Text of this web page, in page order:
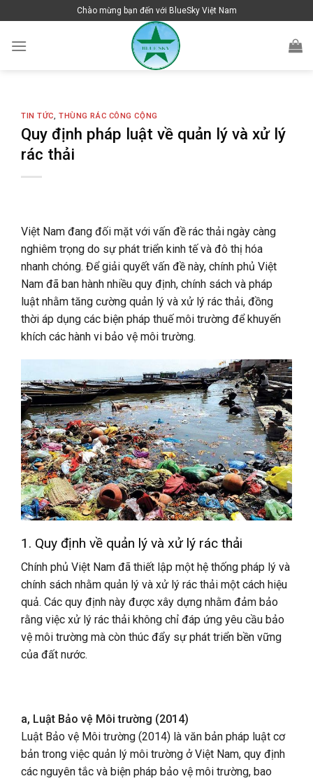
to
content
Chào mừng bạn đến với BlueSky Việt Nam
TIN TỨC,THÙNG RÁC CÔNG CỘNG
Quy định pháp luật về quản lý và xử lý
rác thải
Việt Nam đang đối mặt với vấn đề rác thải ngày càng
nghiêm trọng do sự phát triển kinh tế và đô thị hóa
nhanh chóng. Để giải quyết vấn đề này, chính phủ Việt
Nam đã ban hành nhiều quy định, chính sách và pháp
luật nhằm tăng cường quản lý và xử lý rác thải, đồng
thời áp dụng các biện pháp thuế môi trường để khuyến
khích các hành vi bảo vệ môi trường.
1. Quy định về quản lý và xử lý rác thải
Chính phủ Việt Nam đã thiết lập một hệ thống pháp lý và
chính sách nhằm quản lý và xử lý rác thải một cách hiệu
quả. Các quy định này được xây dựng nhằm đảm bảo
rằng việc xử lý rác thải không chỉ đáp ứng yêu cầu bảo
vệ môi trường mà còn thúc đẩy sự phát triển bền vững
của đất nước.
a, Luật Bảo vệ Môi trường (2014)
Luật Bảo vệ Môi trường (2014) là văn bản pháp luật cơ
bản trong việc quản lý môi trường ở Việt Nam, quy định
các nguyên tắc và biện pháp bảo vệ môi trường, bao